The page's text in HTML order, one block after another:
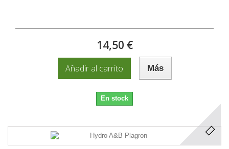
14,50 €
Añadir al carrito Más
En stock